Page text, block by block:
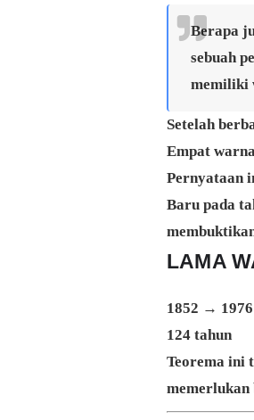
Berapa
sebuah
memiliki
Setelah
Empat
Pernyataan
Baru pada
LAMA
1852 → 1976
124 tahun
Teorema ini
memerlukan